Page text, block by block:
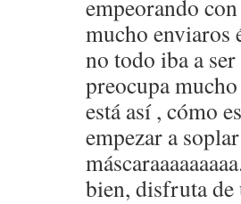
empeorando
mucho enviaros
no todo iba a
preocupa
está así , cómo
empezar a
bien, disfruta de